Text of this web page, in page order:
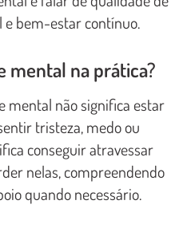
e bem-estar contínuo.
mental na prática?
mental não significa estar
tristeza, medo ou
conseguir atravessar
nelas, compreendendo
quando necessário.